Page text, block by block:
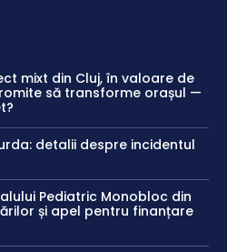
mixt din Cluj, în valoare de
promite să transforme orașul —
detalii despre incidentul
Pediatric Monobloc din
și apel pentru finanțare